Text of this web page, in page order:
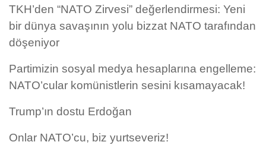
TKH’den “NATO Zirvesi” değerlendirmesi: Yeni
bir dünya savaşının yolu bizzat NATO tarafından
döşeniyor
Partimizin sosyal medya hesaplarına engelleme:
NATO’cular komünistlerin sesini kısamayacak!
Trump’ın dostu Erdoğan
Onlar NATO’cu, biz yurtseveriz!